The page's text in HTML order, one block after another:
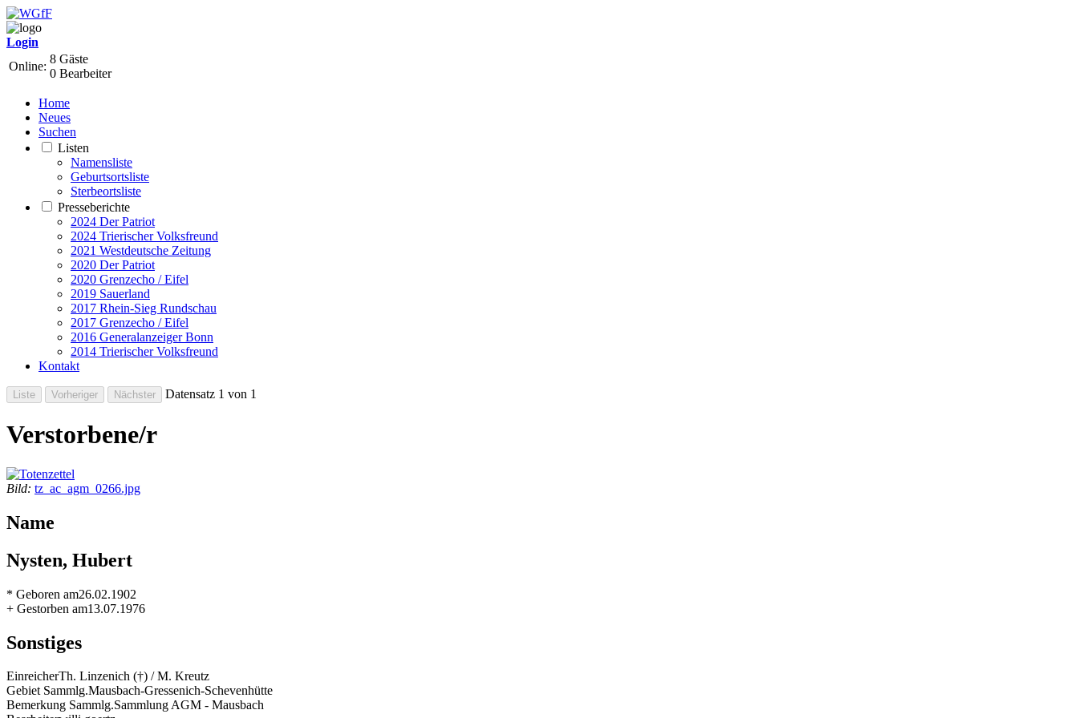
Login
Online:
8 Gäste
0 Bearbeiter
Home
Neues
Suchen
Listen
Namensliste
Geburtsortsliste
Sterbeortsliste
Presseberichte
2024 Der Patriot
2024 Trierischer Volksfreund
2021 Westdeutsche Zeitung
2020 Der Patriot
2020 Grenzecho / Eifel
2019 Sauerland
2017 Rhein-Sieg Rundschau
2017 Grenzecho / Eifel
2016 Generalanzeiger Bonn
2014 Trierischer Volksfreund
Kontakt
Datensatz 1 von 1
Verstorbene/r
Bild: tz_ac_agm_0266.jpg
Name
Nysten, Hubert
* Geboren am26.02.1902
+ Gestorben am13.07.1976
Sonstiges
EinreicherTh. Linzenich (†) / M. Kreutz
Gebiet Sammlg.Mausbach-Gressenich-Schevenhütte
Bemerkung Sammlg.Sammlung AGM - Mausbach